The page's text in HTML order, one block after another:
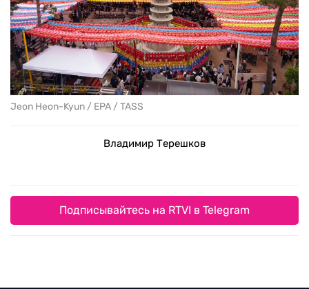
Jeon Heon-Kyun / EPA / TASS
Владимир Терешков
Подписывайтесь на RTVI в Telegram